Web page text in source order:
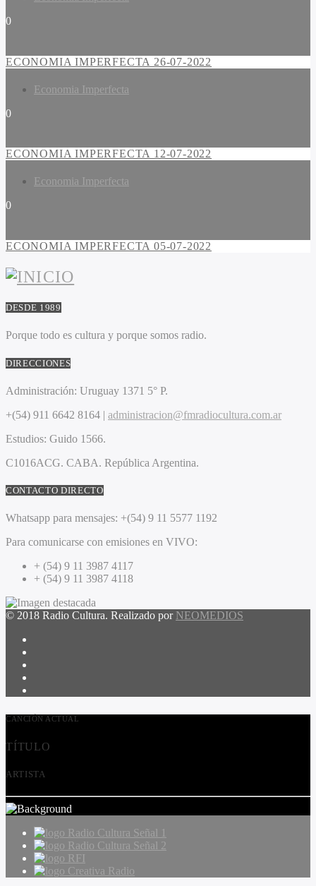
0
ECONOMIA IMPERFECTA 26-07-2022
Economia Imperfecta
0
ECONOMIA IMPERFECTA 12-07-2022
Economia Imperfecta
0
ECONOMIA IMPERFECTA 05-07-2022
DESDE 1989
Porque todo es cultura y porque somos radio.
DIRECCIONES
Administración: Uruguay 1371 5° P.
+(54) 911 6642 8164 | administracion@fmradiocultura.com.ar
Estudios: Guido 1566.
C1016ACG. CABA. República Argentina.
CONTACTO DIRECTO
Whatsapp para mensajes: +(54) 9 11 5577 1192
Para comunicarse con emisiones en VIVO:
+ (54) 9 11 3987 4117
+ (54) 9 11 3987 4118
© 2018 Radio Cultura. Realizado por NEOMEDIOS
CANCIÓN ACTUAL
TÍTULO
ARTISTA
Radio Cultura Señal 1
Radio Cultura Señal 2
RFI
Creativa Radio